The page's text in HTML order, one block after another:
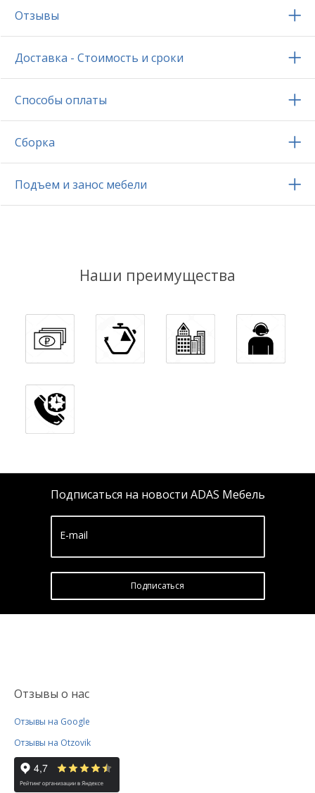
Отзывы
Доставка - Стоимость и сроки
Способы оплаты
Сборка
Подъем и занос мебели
Наши преимущества
Подписаться на новости ADAS Мебель
E-mail
Подписатьcя
Отзывы о нас
Отзывы на Google
Отзывы на Otzovik